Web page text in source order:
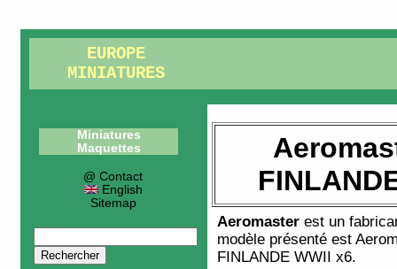
EUROPE
MINIATURES
Miniatures
Maquettes
@ Contact
English
Sitemap
Aeromaster est un
modèle présenté est
FINLANDE WWII x6.